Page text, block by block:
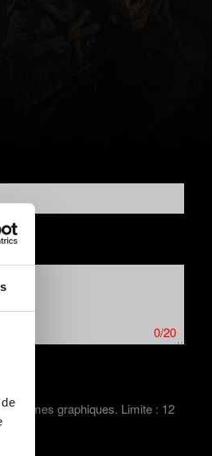
0/20
graphiques. Limite : 12